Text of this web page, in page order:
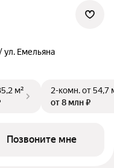
ул. Емельяна
м²
2-комн.от 54,7
от 8 млн ₽
Позвоните мне